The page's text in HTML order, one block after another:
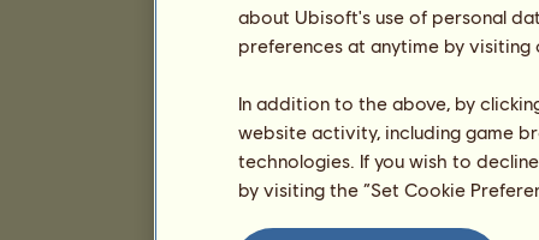
about Ubisoft's use of personal
preferences at anytime by
In addition to the above, by
website activity, including game
technologies. If you wish to
by visiting the “Set Cookie